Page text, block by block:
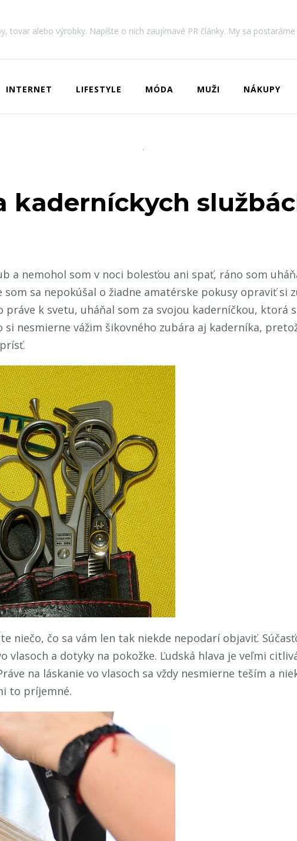
tovar alebo výrobky. Napíšte o nich zaujímavé PR články. My sa
INTERNET LIFESTYLE MÓDA MUŽI NÁKUPY
kaderníckych
a nemohol som v noci bolesťou ani spať, ráno som
sa nepokúšal o žiadne amatérske pokusy opraviť si
práve k svetu, uháňal som za svojou kaderníčkou, ktorá
nesmierne vážim šikovného zubára aj kaderníka,
niečo, čo sa vám len tak niekde nepodarí objaviť.
vlasoch a dotyky na pokožke. Ľudská hlava je veľmi
na láskanie vo vlasoch sa vždy nesmierne teším a
to príjemné.